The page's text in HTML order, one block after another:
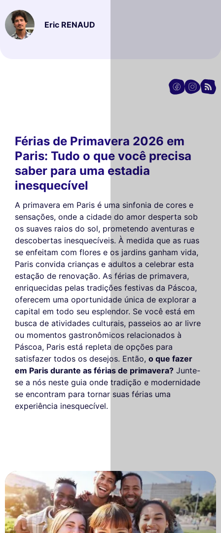
Eric RENAUD
Férias de Primavera 2026 em
Paris: Tudo o que você precisa
saber para uma estadia
inesquecível
A primavera em Paris é uma sinfonia de cores e
sensações, onde a cidade do amor desperta sob
os suaves raios do sol, prometendo aventuras e
descobertas inesquecíveis. À medida que as ruas
se enfeitam com flores e os jardins ganham vida,
Paris convida crianças e adultos a celebrar esta
estação de renovação. As férias de primavera,
enriquecidas pelas tradições festivas da Páscoa,
oferecem uma oportunidade única de explorar a
capital em todo seu esplendor. Se você está em
busca de atividades culturais, passeios ao ar livre
ou momentos gastronômicos relacionados à
Páscoa, Paris está repleta de opções para
satisfazer todos os desejos. Então, o que fazer
em Paris durante as férias de primavera? Junte-
se a nós neste guia onde tradição e modernidade
se encontram para tornar suas férias uma
experiência inesquecível.